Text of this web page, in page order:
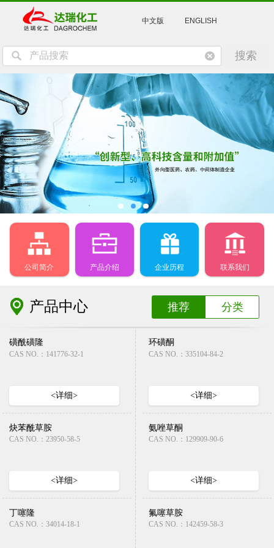
中文版 ENGLISH
公司简介 产品介绍 企业历程 联系我们
产品中心 推荐 分类
磺酰磺隆
CAS NO.：141776-32-1
<详细>
环磺酮
CAS NO.：335104-84-2
<详细>
炔苯酰草胺
CAS NO.：23950-58-5
<详细>
氨唑草酮
CAS NO.：129909-90-6
<详细>
丁噻隆
CAS NO.：34014-18-1
氟噻草胺
CAS NO.：142459-58-3